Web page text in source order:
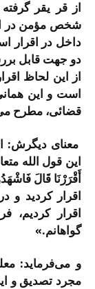
از قر یقر
شخص مؤمن در
داخل در اقرار
دو جهت قابل
از این لحاظ
است و این
قضائی، مطرح
معنای دیگرش:
این قول الله
أَقْرَرْنَا قَالَ
اقرار کردید و
اقرار کردیم،
گواهانم.»
و می‌­فرماید:
مجرد تصدیق و